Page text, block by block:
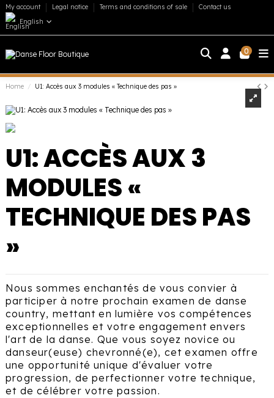
My account Legal notice Terms and conditions of sale
Contact us
English
0
Home U1: Accès aux 3 modules « Technique des pas »
U1: ACCÈS AUX 3
MODULES «
TECHNIQUE DES PAS
»
Nous sommes enchantés de vous convier à
participer à notre prochain examen de danse
country, mettant en lumière vos compétences
exceptionnelles et votre engagement envers
l'art de la danse. Que vous soyez novice ou
danseur(euse) chevronné(e), cet examen offre
une opportunité unique d'évaluer votre
progression, de perfectionner votre technique,
et de célébrer votre passion.